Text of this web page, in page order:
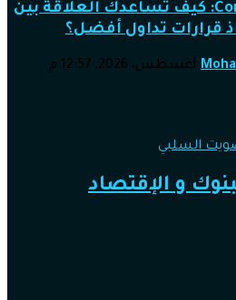
Correlation Trading: كيف تساعدك العلاقة بين
قرارات تداول أفضل؟
السلبي
و الإقتصاد